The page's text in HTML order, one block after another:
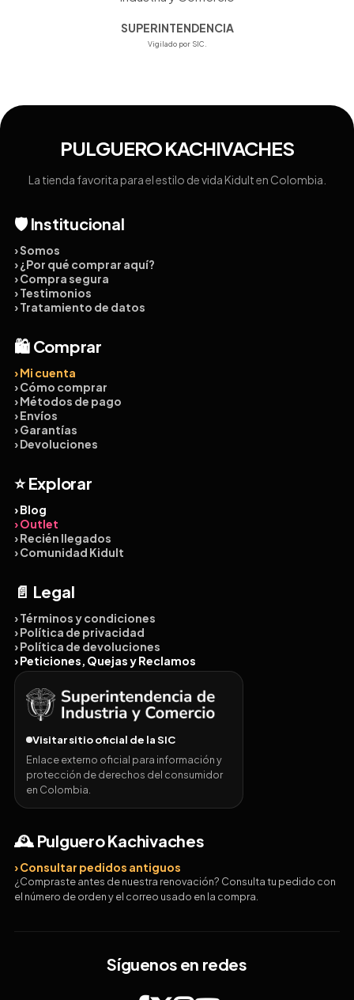
SUPERINTENDENCIA
Vigilado por SIC.
PULGUERO KACHIVACHES
La tienda favorita para el estilo de vida Kidult en Colombia.
🛡️ Institucional
› Somos
› ¿Por qué comprar aquí?
› Compra segura
› Testimonios
› Tratamiento de datos
🛍️ Comprar
› Mi cuenta
› Cómo comprar
› Métodos de pago
› Envíos
› Garantías
› Devoluciones
⭐ Explorar
› Blog
› Outlet
› Recién llegados
› Comunidad Kidult
📄 Legal
› Términos y condiciones
› Política de privacidad
› Política de devoluciones
› Peticiones, Quejas y Reclamos
Visitar sitio oficial de la SIC
Enlace externo oficial para información y
protección de derechos del consumidor
en Colombia.
🕰️ Pulguero Kachivaches
› Consultar pedidos antiguos
¿Compraste antes de nuestra renovación? Consulta tu pedido con
el número de orden y el correo usado en la compra.
Síguenos en redes